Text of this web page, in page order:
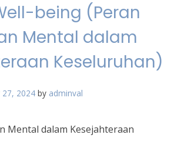
being (Peran
Mental dalam
Keseluruhan)
27, 2024 by adminval
Mental dalam Kesejahteraan